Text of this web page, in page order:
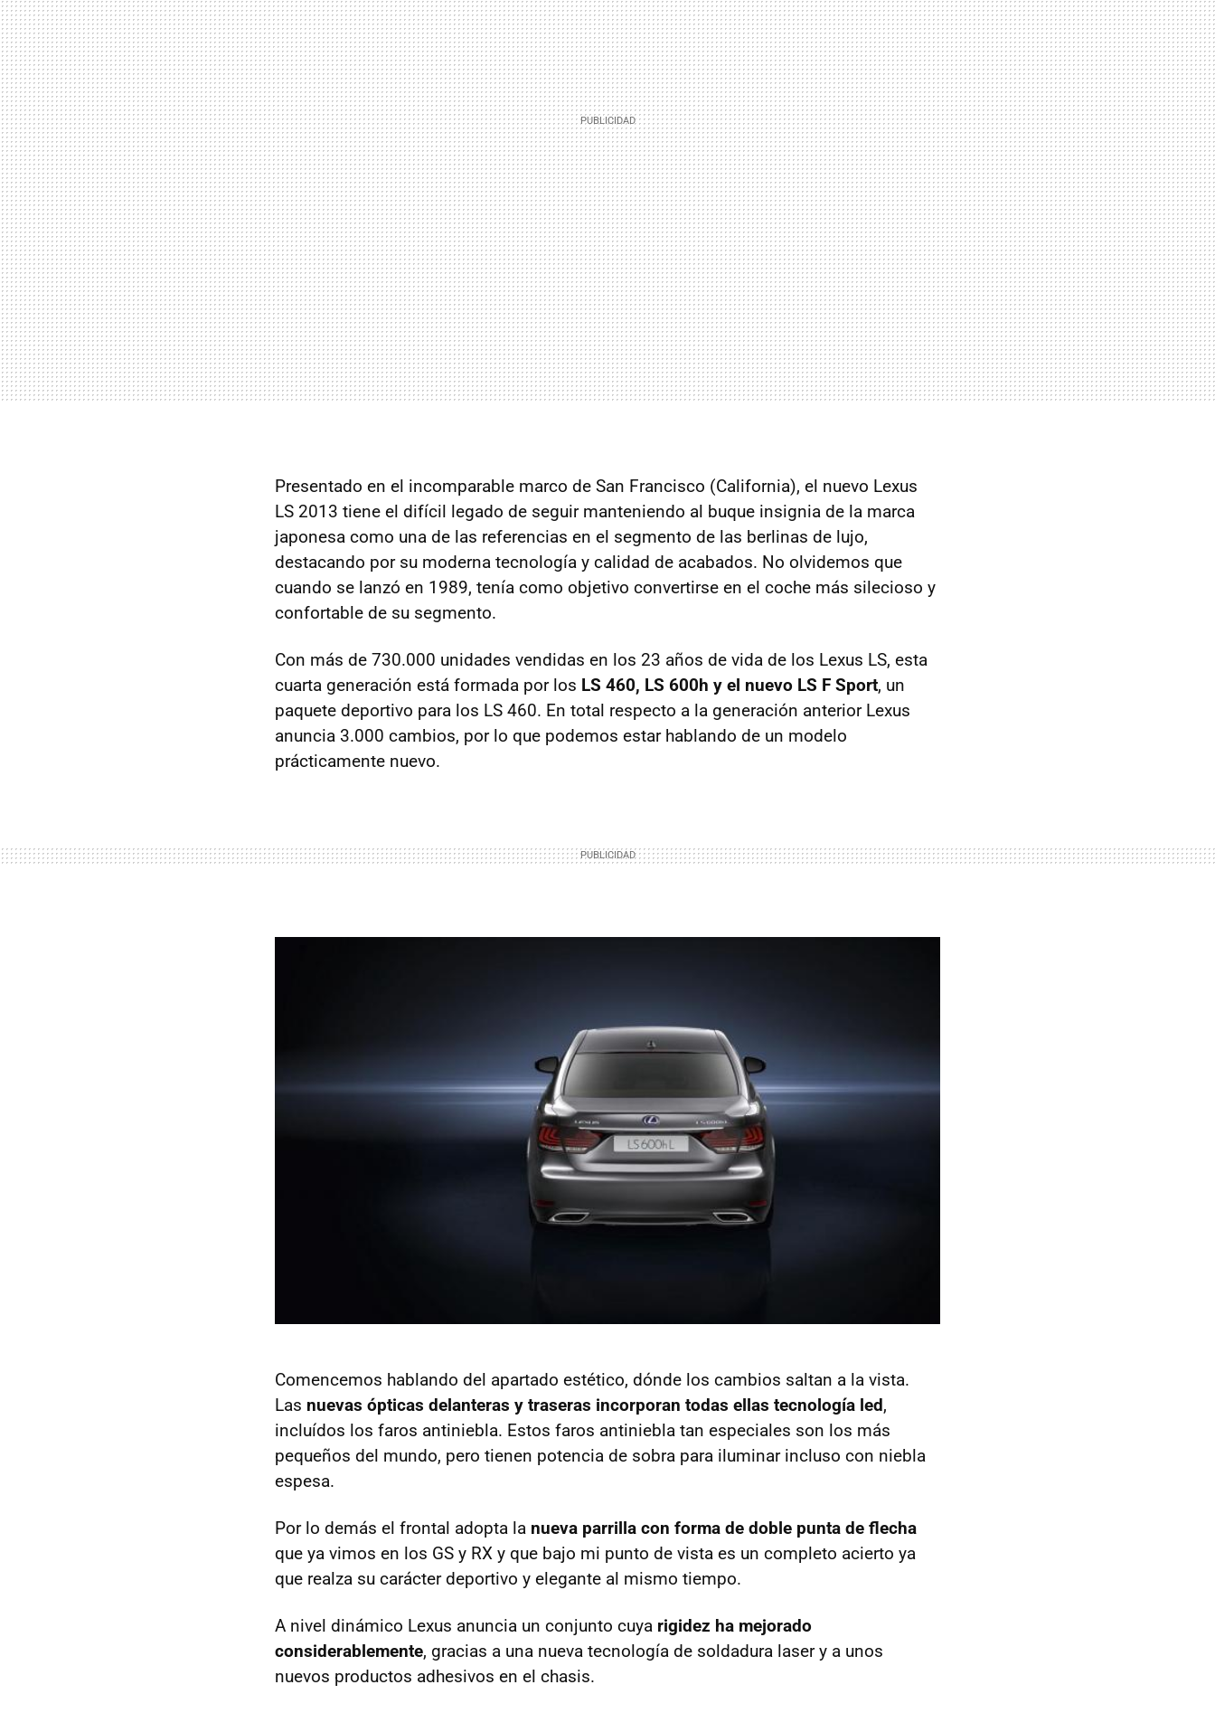
Presentado en el incomparable marco de San Francisco (California), el nuevo Lexus
LS 2013 tiene el difícil legado de seguir manteniendo al buque insignia de la marca
japonesa como una de las referencias en el segmento de las berlinas de lujo,
destacando por su moderna tecnología y calidad de acabados. No olvidemos que
cuando se lanzó en 1989, tenía como objetivo convertirse en el coche más silecioso y
confortable de su segmento.
Con más de 730.000 unidades vendidas en los 23 años de vida de los Lexus LS, esta
cuarta generación está formada por los LS 460, LS 600h y el nuevo LS F Sport, un
paquete deportivo para los LS 460. En total respecto a la generación anterior Lexus
anuncia 3.000 cambios, por lo que podemos estar hablando de un modelo
prácticamente nuevo.
Comencemos hablando del apartado estético, dónde los cambios saltan a la vista.
Las nuevas ópticas delanteras y traseras incorporan todas ellas tecnología led,
incluídos los faros antiniebla. Estos faros antiniebla tan especiales son los más
pequeños del mundo, pero tienen potencia de sobra para iluminar incluso con niebla
espesa.
Por lo demás el frontal adopta la nueva parrilla con forma de doble punta de flecha
que ya vimos en los GS y RX y que bajo mi punto de vista es un completo acierto ya
que realza su carácter deportivo y elegante al mismo tiempo.
A nivel dinámico Lexus anuncia un conjunto cuya rigidez ha mejorado
considerablemente, gracias a una nueva tecnología de soldadura laser y a unos
nuevos productos adhesivos en el chasis.